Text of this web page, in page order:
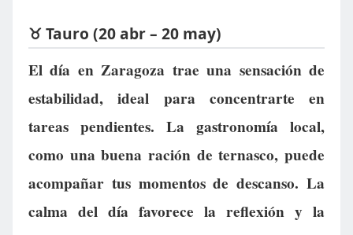
♉ Tauro (20 abr – 20 may)
El día en Zaragoza trae una sensación de
estabilidad, ideal para concentrarte en
tareas pendientes. La gastronomía local,
como una buena ración de ternasco, puede
acompañar tus momentos de descanso. La
calma del día favorece la reflexión y la